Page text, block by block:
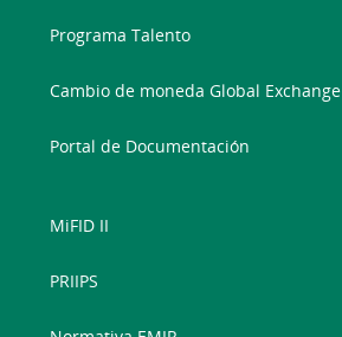
Programa Talento
Cambio de moneda Global Exchange
Portal de Documentación
MiFID II
PRIIPS